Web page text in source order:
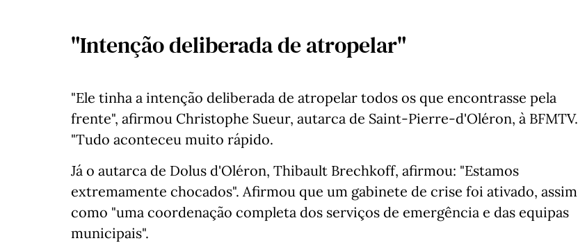
"Intenção deliberada de atropelar"
"Ele tinha a intenção deliberada de atropelar todos os que encontrasse pela
frente", afirmou Christophe Sueur, autarca de Saint-Pierre-d'Oléron, à BFMTV.
"Tudo aconteceu muito rápido.
Já o autarca de Dolus d'Oléron, Thibault Brechkoff, afirmou: "Estamos
extremamente chocados". Afirmou que um gabinete de crise foi ativado, assim
como "uma coordenação completa dos serviços de emergência e das equipas
municipais".